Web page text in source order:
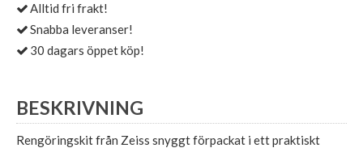
Alltid fri frakt!
Snabba leveranser!
30 dagars öppet köp!
BESKRIVNING
Rengöringskit från Zeiss snyggt förpackat i ett praktiskt